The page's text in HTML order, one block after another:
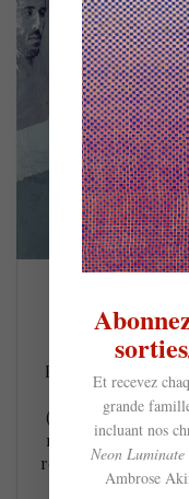
Fleuron montréalais
producteur
(2022), un premier
mêmes grooves aux
renommée. Fort
électrojazz
Et recevez
grande
incluant nos
Neon
Ambrose